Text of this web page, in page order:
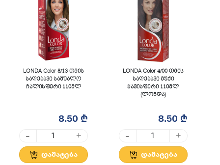
LONDA Color 8/13 თმის
საღებავი საშუალო
ჩალისფერი 110მლ
8.50 ₾
- +
დამატება
LONDA Color 4/00 თმის
საღებავი მუქი
ყავისფერი 110მლ
(ლონდა)
8.50 ₾
- +
დამატება